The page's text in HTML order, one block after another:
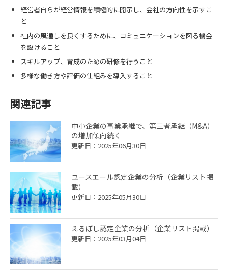
経営者自らが経営情報を積極的に開示し、会社の方向性を示すこ
と
社内の風通しを良くするために、コミュニケーションを図る機会
を設けること
スキルアップ、育成のための研修を行うこと
多様な働き方や評価の仕組みを導入すること
関連記事
中小企業の事業承継で、第三者承継（M&A）
の増加傾向続く
更新日：2025年06月30日
ユースエール認定企業の分析（企業リスト掲
載）
更新日：2025年05月30日
えるぼし認定企業の分析（企業リスト掲載）
更新日：2025年03月04日